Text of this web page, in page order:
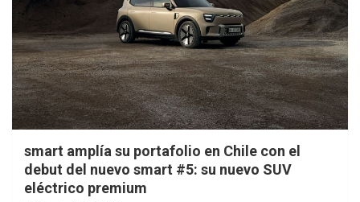
smart amplía su portafolio en Chile con el
debut del nuevo smart #5: su nuevo SUV
eléctrico premium